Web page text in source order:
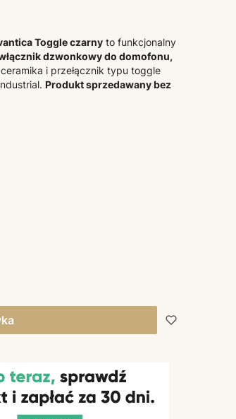
Toggle czarny to funkcjonalny
dzwonkowy do domofonu,
i przełącznik typu toggle
Produkt sprzedawany bez